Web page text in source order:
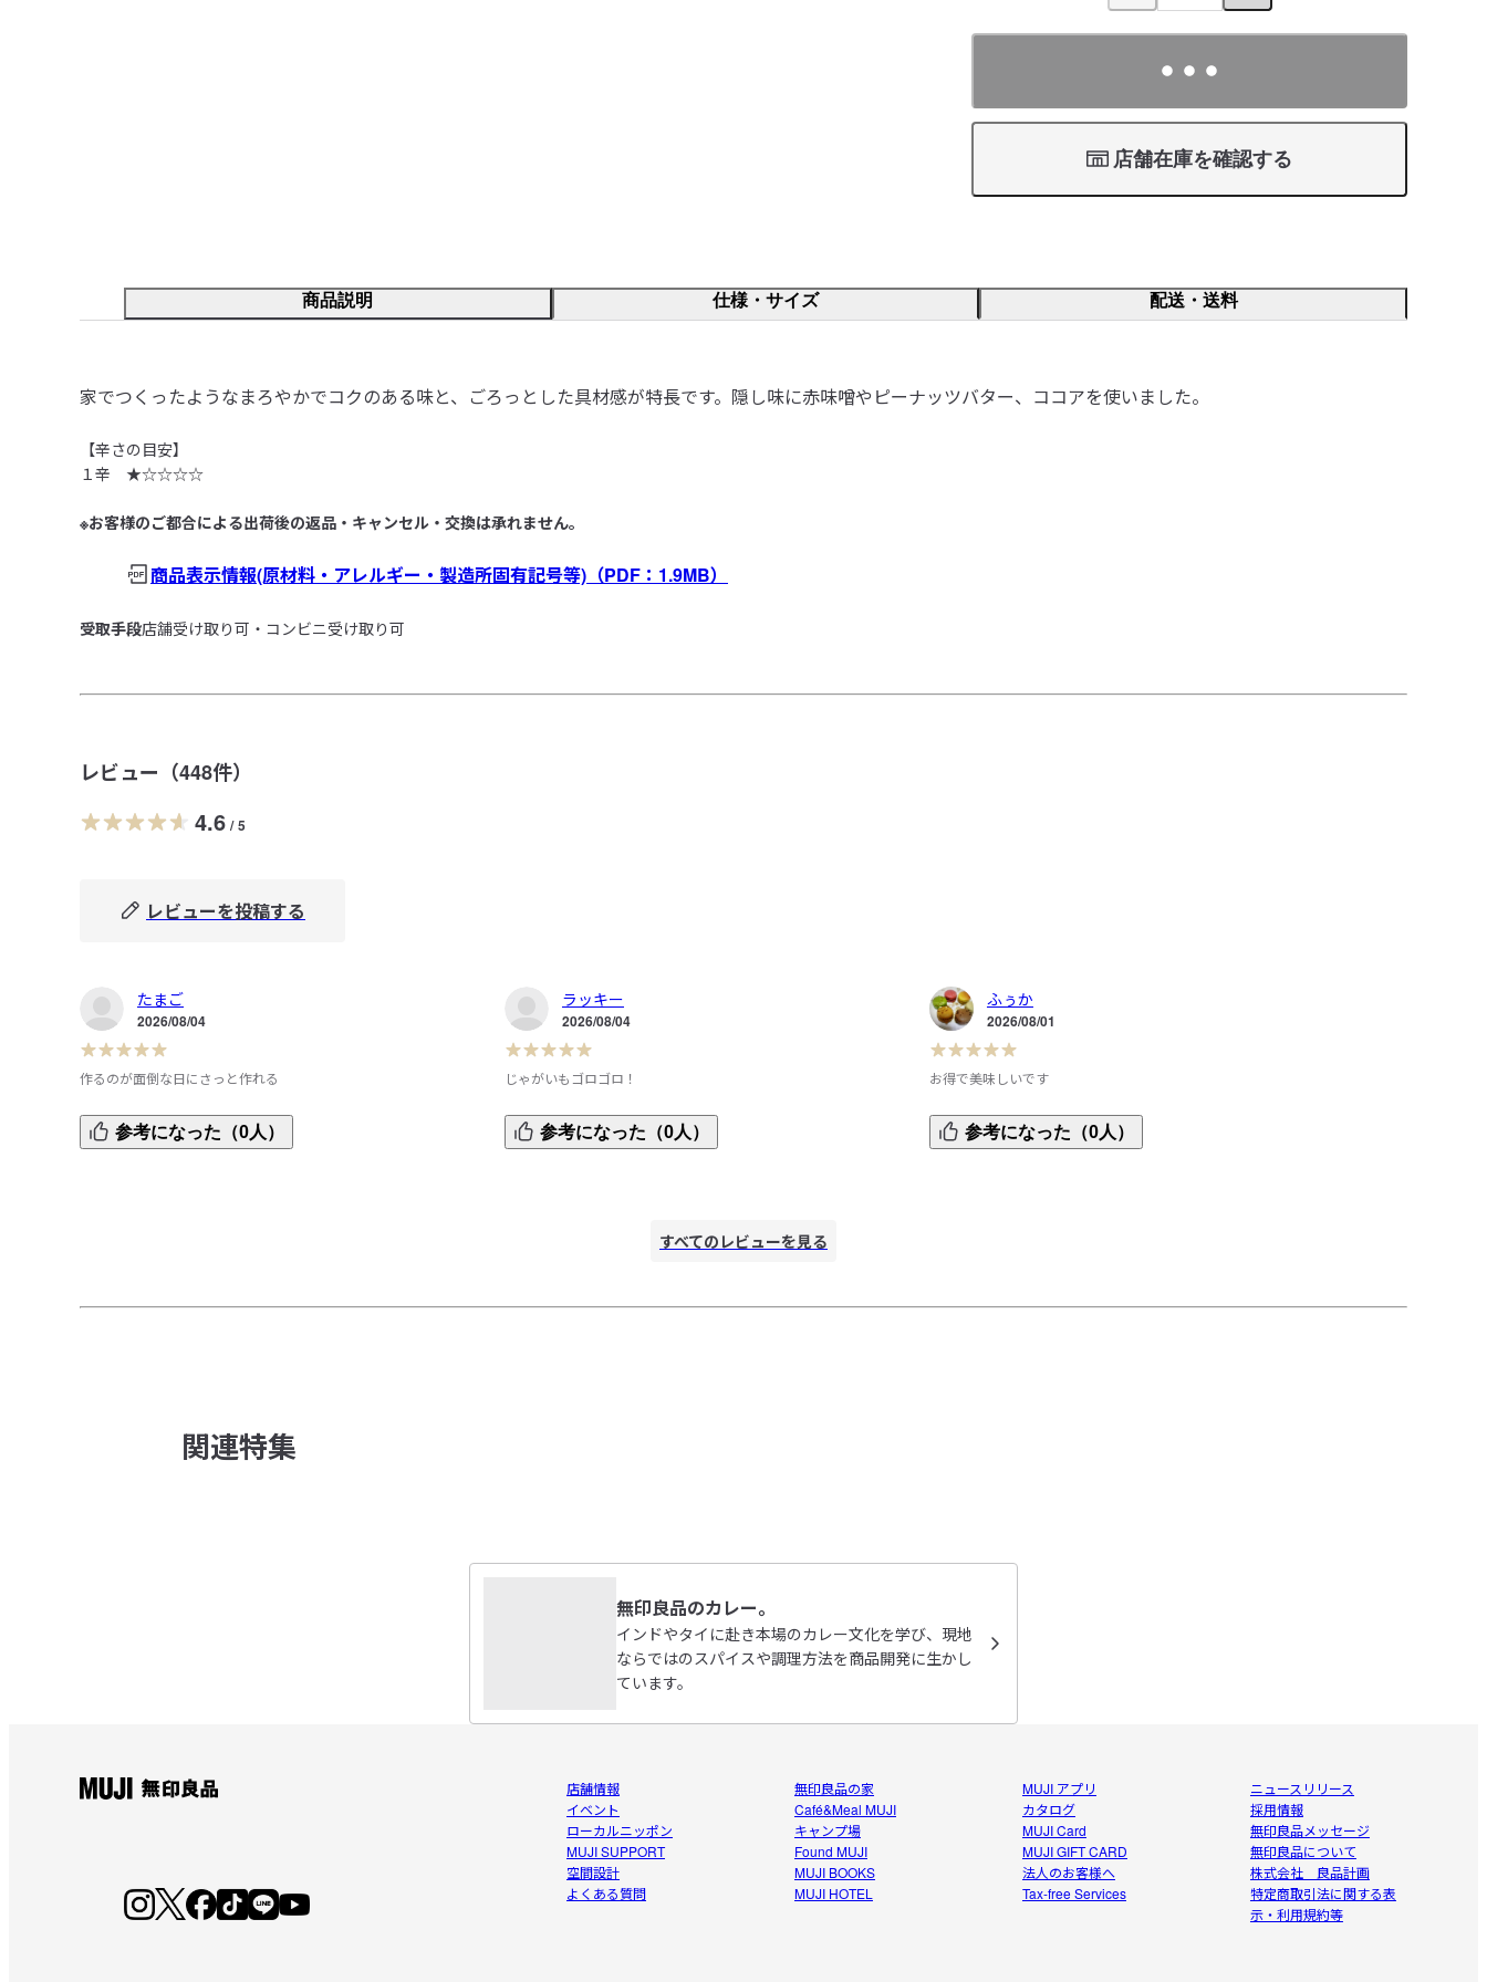
店舗在庫を確認する
商品説明 仕様・サイズ 配送・送料
家でつくったようなまろやかでコクのある味と、ごろっとした具材感が特長です。隠し味に赤味噌やピーナッツバター、ココアを使いました。
【辛さの目安】
１辛　★☆☆☆☆
※お客様のご都合による出荷後の返品・キャンセル・交換は承れません。
商品表示情報(原材料・アレルギー・製造所固有記号等) （PDF：1.9MB）
受取手段店舗受け取り可・コンビニ受け取り可
レビュー（448件）
4.6 / 5
レビューを投稿する
たまご
2026/08/04
作るのが面倒な日にさっと作れる
作るのが面倒なときに、さっと作ることができて便利です。
ご飯しかない時の、いいおかずです！
参考になった（0人）
ラッキー
2026/08/04
じゃがいもゴロゴロ！
大きなじゃがいもが入っていて美味しいです。
値段も手頃です。
参考になった（0人）
ふぅか
2026/08/01
お得で美味しいです
このボリュームでこのお値段は嬉しいです。私は、あまりに
辛い食べ物は苦手なので、このカレーは甘過ぎず辛すぎず丁
参考になった（0人）
すべてのレビューを見る
関連特集
無印良品のカレー。
インドやタイに赴き本場のカレー文化を学び、現地
ならではのスパイスや調理方法を商品開発に生かし
ています。
店舗情報
イベント
ローカルニッポン
MUJI SUPPORT
空間設計
よくある質問
無印良品の家
Café&Meal MUJI
キャンプ場
Found MUJI
MUJI BOOKS
MUJI HOTEL
MUJI アプリ
カタログ
MUJI Card
MUJI GIFT CARD
法人のお客様へ
Tax-free Services
ニュースリリース
採用情報
無印良品メッセージ
無印良品について
株式会社 良品計画
特定商取引法に関する表
示・利用規約等